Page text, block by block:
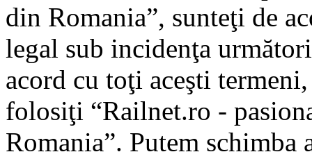
din Romania”, sunteţi de
legal sub incidenţa
acord cu toţi aceşti
folosiţi “Railnet.ro -
Romania”. Putem